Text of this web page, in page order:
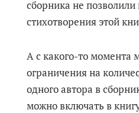
сборника не позволили
стихотворения этой
А с какого-то момента
ограничения на
одного автора в
можно включать в